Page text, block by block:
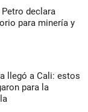
declara
para minería y
llegó a Cali: estos
para la